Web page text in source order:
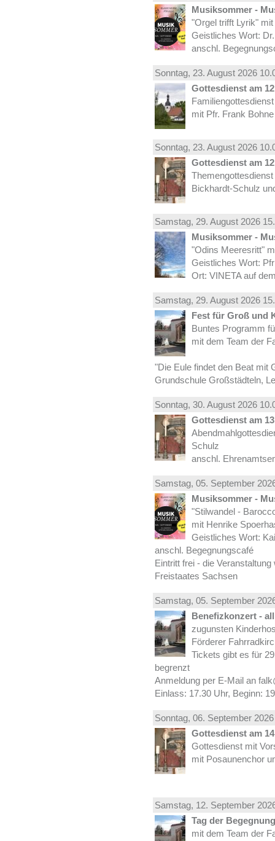
Musiksommer -
"Orgel trifft Lyrik"
Geistliches Wort:
anschl.
Sonntag, 23. August 2026
Gottesdienst am
mit Pfr. Frank
Sonntag, 23. August 2026
Gottesdienst am
Bickhardt-Schulz
Samstag, 29. August 2026
Musiksommer -
"Odins Meeresritt"
Geistliches Wort:
Ort: VINETA auf
Samstag, 29. August 2026
Fest für Groß und
Buntes Programm
mit dem Team der
"Die Eule findet den Beat mit
Grundschule Großstädteln,
Sonntag, 30. August 2026
Gottesdienst am
Schulz
anschl.
Samstag, 05. September
Musiksommer -
"Stilwandel -
mit Henrike
Geistliches Wort:
anschl. Begegnungscafé
Eintritt frei - die
Freistaates Sachsen
Samstag, 05. September
Benefizkonzert -
zugunsten
Förderer
Tickets gibt es für
begrenzt
Anmeldung per E-Mail an
Einlass: 17.30 Uhr, Beginn:
Sonntag, 06. September
Gottesdienst am
Gottesdienst mit
mit Posaunenchor
Samstag, 12. September
Tag der
mit dem Team der